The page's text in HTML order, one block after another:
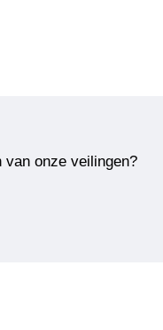
van onze veilingen?